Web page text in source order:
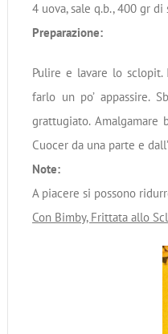
4 uova, sale q.b., 400 gr
Preparazione:
Pulire e lavare lo
farlo un po’ appassire.
grattugiato.
Cuocer da una parte e
Note:
A piacere si possono
Con Bimby, Frittata allo